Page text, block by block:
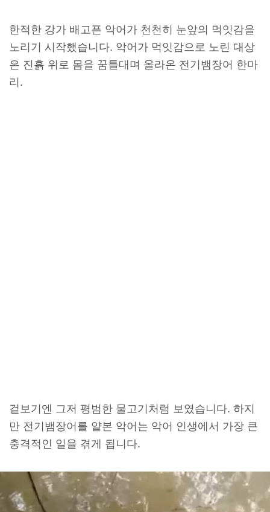
한적한 강가 배고픈 악어가 천천히 눈앞의 먹잇감을
노리기 시작했습니다. 악어가 먹잇감으로 노린 대상
은 진흙 위로 몸을 꿈틀대며 올라온 전기뱀장어 한마
리.
겉보기엔 그저 평범한 물고기처럼 보였습니다. 하지
만 전기뱀장어를 얕본 악어는 악어 인생에서 가장 큰
충격적인 일을 겪게 됩니다.